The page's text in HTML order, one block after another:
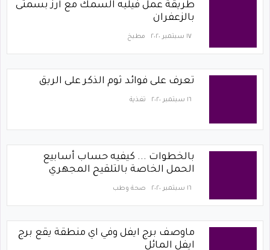
طريقة عمل فيليه السمك مع أرز بسمتى
بالزعفران
١٧ سبتمبر ٢٠٢٠ مطبخ
تعرف على فوائد ثوم الذكر على الريق
١٦ سبتمبر ٢٠٢٠ تغذية
بالخطوات ... كيفيه حساب أسابيع
الحمل الخاصة بالتلقيح المجهري
١٦ سبتمبر ٢٠٢٠ صحة وطب
ماوصف برج ايفل وفي اي منطقة يقع برج
ايفل المائل